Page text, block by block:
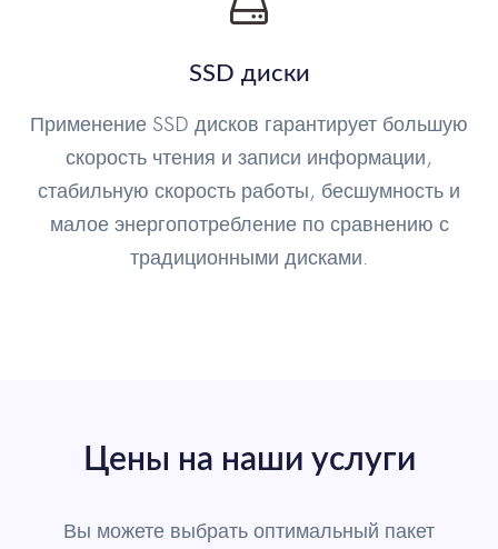
SSD диски
Применение SSD дисков гарантирует большую
скорость чтения и записи информации,
стабильную скорость работы, бесшумность и
малое энергопотребление по сравнению с
традиционными дисками.
Цены на наши услуги
Вы можете выбрать оптимальный пакет